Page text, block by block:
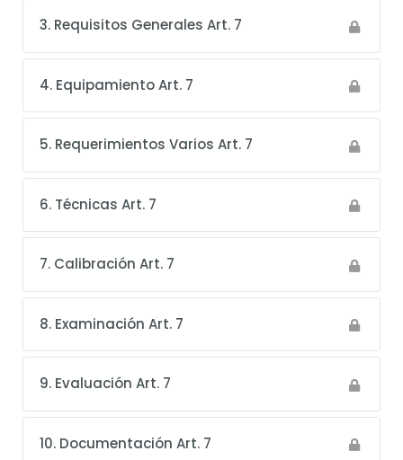
3. Requisitos Generales Art. 7
4. Equipamiento Art. 7
5. Requerimientos Varios Art. 7
6. Técnicas Art. 7
7. Calibración Art. 7
8. Examinación Art. 7
9. Evaluación Art. 7
10. Documentación Art. 7